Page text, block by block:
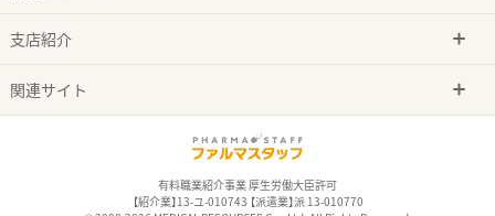
支店紹介
関連サイト
有料職業紹介事業 厚生労働大臣許可
【紹介業】13-ユ-010743 【派遣業】派 13-010770